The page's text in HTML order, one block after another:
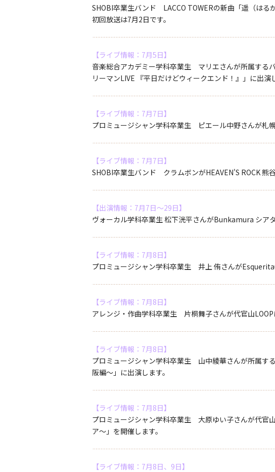
SHOBI卒業生バンド LACCO TOWERの新曲「遥（はる
初回放送は7月2日です。
【ライブ情報：7月5日】
音楽総合アカデミー学科卒業生 マリエさんが所属する
リーマンLIVE 『平日だけどウィークエンド！』」に出演
【ライブ情報：7月7日】
プロミュージシャン学科卒業生 ピエール中野さんが札
【ライブ情報：7月7日】
SHOBI卒業生バンド クラムボンがHEAVEN'S ROCK 熊
【出演情報：7月7日～29日】
ヴォーカル学科卒業生 松下洸平さんがBunkamura シ
【ライブ情報：7月8日】
プロミュージシャン学科卒業生 井上 侑さんが
【ライブ情報：7月8日】
アレンジ・作曲学科卒業生 片桐舞子さんが代官山
【ライブ情報：7月8日】
プロミュージシャン学科卒業生 山中綾華さんが所属す
阪編～」に出演します。
【ライブ情報：7月8日】
プロミュージシャン学科卒業生 大原ゆい子さんが代官
ア～」を開催します。
【ライブ情報：7月8日、9日】